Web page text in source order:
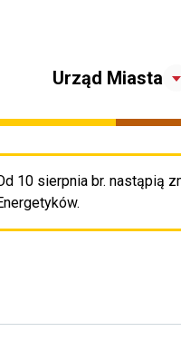
Urząd Miasta
10 sierpnia br. nastąpią